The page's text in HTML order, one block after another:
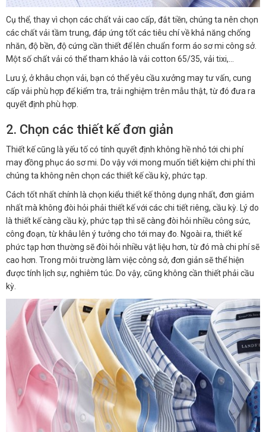
Cụ thể, thay vì chọn các chất vải cao cấp, đắt tiền, chúng ta nên chọn
các chất vải tầm trung, đáp ứng tốt các tiêu chí về khả năng chống
nhăn, độ bền, độ cứng cần thiết để lên chuẩn form áo sơ mi công sở.
Một số chất vải có thể tham khảo là vải cotton 65/35, vải tixi,…
Lưu ý, ở khâu chọn vải, bạn có thể yêu cầu xưởng may tư vấn, cung
cấp vải phù hợp để kiểm tra, trải nghiệm trên mẫu thật, từ đó đưa ra
quyết định phù hợp.
2. Chọn các thiết kế đơn giản
Thiết kế cũng là yếu tố có tính quyết định không hề nhỏ tới chi phí
may đồng phục áo sơ mi. Do vậy với mong muốn tiết kiệm chi phí thì
chúng ta không nên chọn các thiết kế cầu kỳ, phức tạp.
Cách tốt nhất chính là chọn kiểu thiết kế thông dụng nhất, đơn giảm
nhất mà không đòi hỏi phải thiết kế với các chi tiết riêng, cầu kỳ. Lý do
là thiết kế càng cầu kỳ, phức tạp thì sẽ càng đòi hỏi nhiều công sức,
công đoạn, từ khâu lên ý tưởng cho tới may đo. Ngoài ra, thiết kế
phức tạp hơn thường sẽ đòi hỏi nhiều vật liệu hơn, từ đó mà chi phí sẽ
cao hơn. Trong môi trường làm việc công sở, đơn giản sẽ thể hiện
được tính lịch sự, nghiêm túc. Do vậy, cũng không cần thiết phải cầu
kỳ.